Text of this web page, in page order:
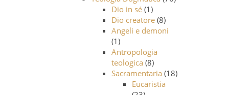
Dio in sé(1)
Dio creatore(8)
Angeli e demoni
(1)
Antropologia
teologica (8)
Sacramentaria (18)
Eucaristia